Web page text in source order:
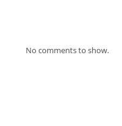
No comments to show.